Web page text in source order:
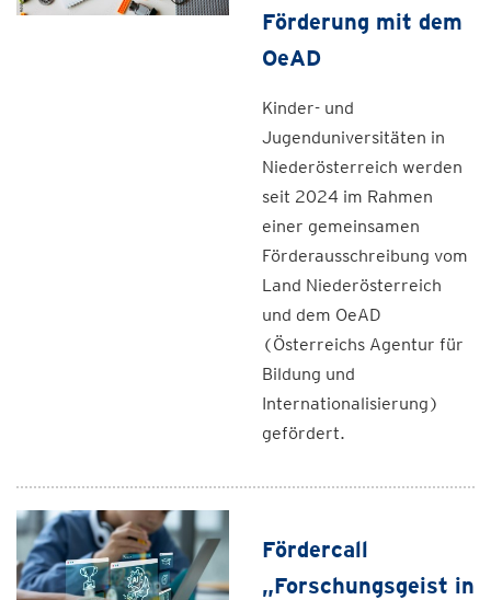
Förderung mit dem
OeAD
Kinder- und
Jugenduniversitäten in
Niederösterreich werden
seit 2024 im Rahmen
einer gemeinsamen
Förderausschreibung vom
Land Niederösterreich
und dem OeAD
(Österreichs Agentur für
Bildung und
Internationalisierung)
gefördert.
Fördercall
„Forschungsgeist in